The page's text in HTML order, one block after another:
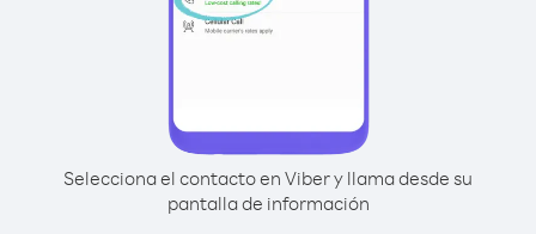
Selecciona el contacto en Viber y llama desde su
pantalla de información